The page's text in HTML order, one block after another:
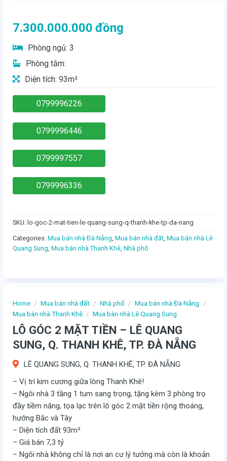
Home / Mua bán nhà đất / Nhà phố / Mua bán nhà Đà Nẵng
/
Mua bán nhà Thanh Khê / Mua bán nhà Lê Quang Sung
LÔ GÓC 2 MẶT TIỀN – LÊ QUANG
SUNG, Q. THANH KHÊ, TP. ĐÀ NẴNG
LÊ QUANG SUNG, Q. THANH KHÊ, TP. ĐÀ NẴNG
– Vị trí kim cương giữa lòng Thanh Khê!
– Ngôi nhà 3 tầng 1 tum sang trọng, tặng kèm 3 phòng trọ
đầy tiềm năng, tọa lạc trên lô góc 2 mặt tiền rộng thoáng,
hướng Bắc và Tây
– Diện tích đất 93m²
– Giá bán 7,3 tỷ
– Ngôi nhà không chỉ là nơi an cư lý tưởng mà còn là khoản
7.300.000.000 đồng
Phòng ngủ: 3
Phòng tắm:
Diện tích: 93m²
0799996226
0799996446
0799997557
0799996336
SKU: lo-goc-2-mat-tien-le-quang-sung-q-thanh-khe-tp-da-nang
Categories: Mua bán nhà Đà Nẵng, Mua bán nhà đất, Mua bán nhà Lê
Quang Sung, Mua bán nhà Thanh Khê, Nhà phố